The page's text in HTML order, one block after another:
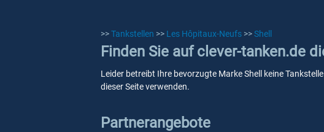
>>Tankstellen >> Les Hôpitaux-Neufs >>Shell
Finden Sie auf clever-tanken.de
Leider betreibt Ihre bevorzugte Marke Shell keine
dieser Seite verwenden.
Partnerangebote